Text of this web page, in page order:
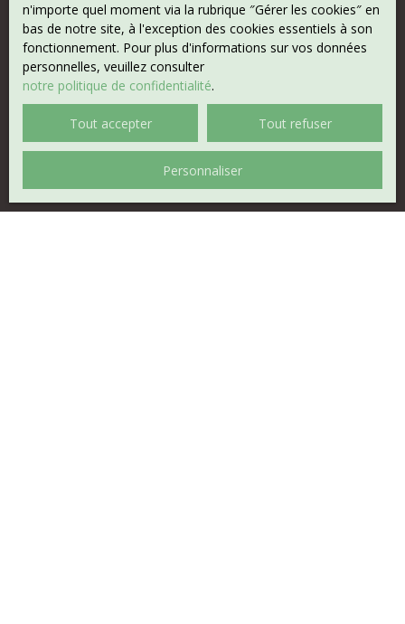
n'importe quel moment via la rubrique ″Gérer les cookies″ en
bas de notre site, à l'exception des cookies essentiels à son
fonctionnement. Pour plus d'informations sur vos données
personnelles, veuillez consulter
notre politique de confidentialité.
Tout accepter Tout refuser
Personnaliser